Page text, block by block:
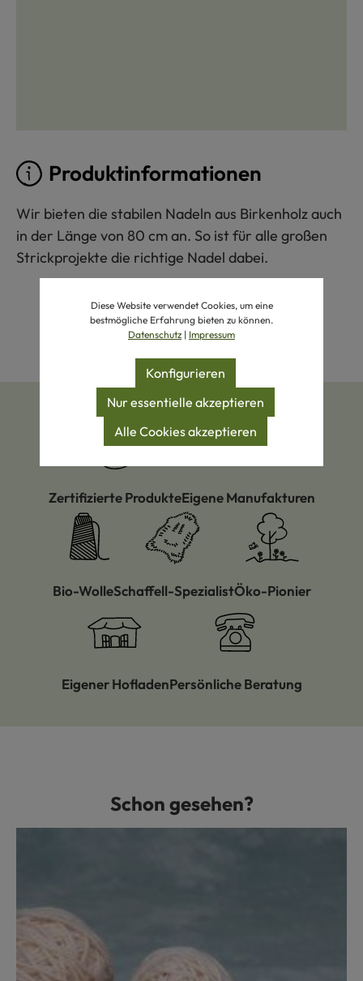
Produktinformationen
Wir bieten die stabilen Nadeln aus Birkenholz auch
in der Länge von 80 cm an. So ist für alle großen
Strickprojekte die richtige Nadel dabei.
Zertifizierte ProdukteEigene Manufakturen
Bio-WolleSchaffell-SpezialistÖko-Pionier
Eigener HofladenPersönliche Beratung
Produktgalerie überspringenSchon gesehen?
Diese Website verwendet Cookies, um eine
bestmögliche Erfahrung bieten zu können.
Datenschutz | Impressum
Nur essentielle akzeptieren
Konfigurieren
Alle Cookies akzeptieren